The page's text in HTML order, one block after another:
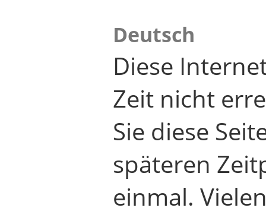
Deutsch
Diese
Zeit nicht
Sie diese
späteren
einmal.